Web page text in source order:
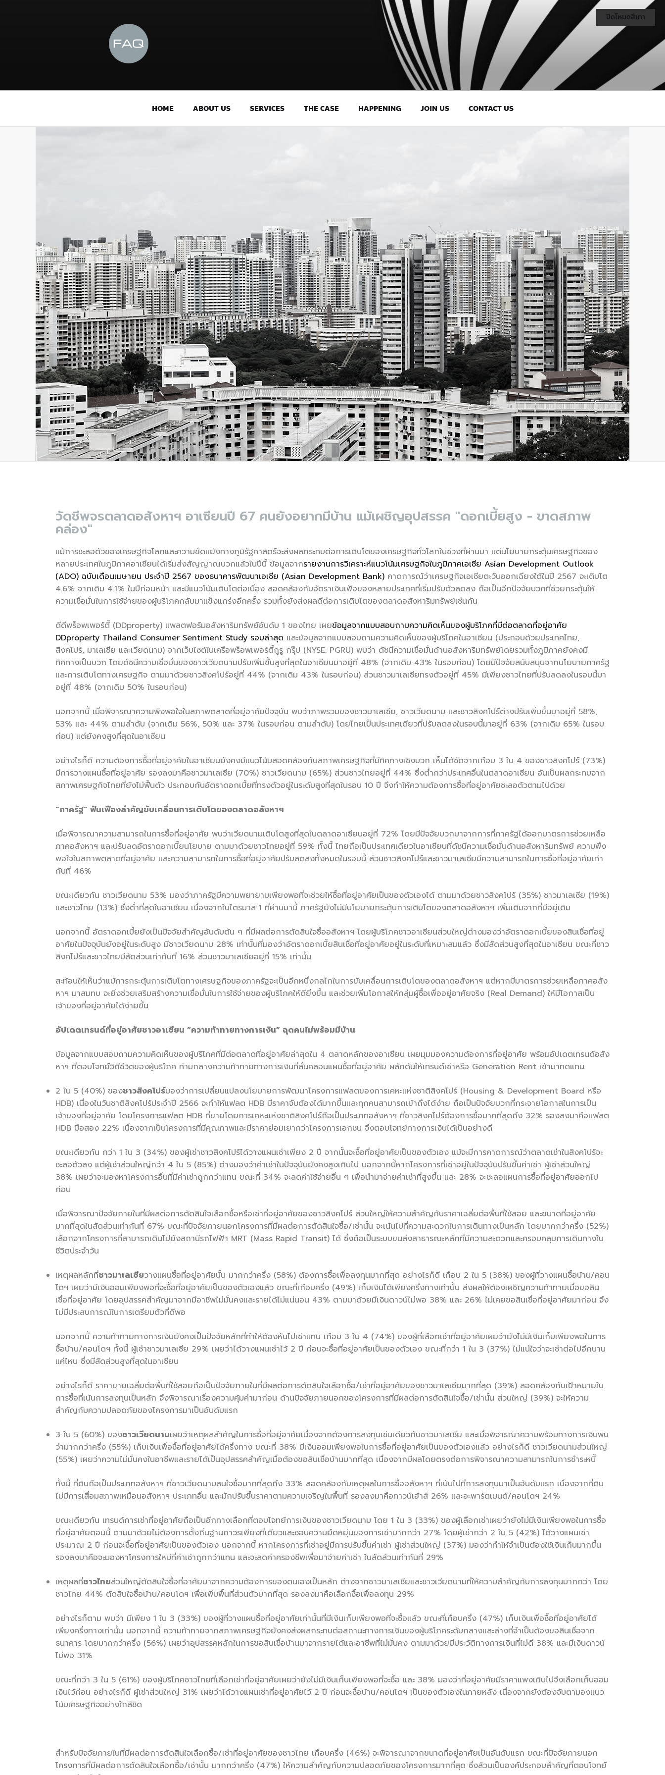
HOME ABOUT US SERVICES THE CASE HAPPENING JOIN US CONTACT US
วัดชีพจรตลาดอสังหาฯ อาเซียนปี 67 คนยังอยากมีบ้าน แม้เผชิญอุปสรรค "ดอกเบี้ยสูง - ขาดสภาพ
คล่อง"
แม้การชะลอตัวของเศรษฐกิจโลกและความขัดแย้งทางภูมิรัฐศาสตร์จะส่งผลกระทบต่อการเติบโตของเศรษฐกิจทั่วโลกในช่วงที่ผ่านมา แต่นโยบายกระตุ้นเศรษฐกิจของ
หลายประเทศในภูมิภาคอาเซียนได้เริ่มส่งสัญญาณบวกแล้วในปีนี้ ข้อมูลจากรายงานการวิเคราะห์แนวโน้มเศรษฐกิจในภูมิภาคเอเชีย Asian Development Outlook
(ADO) ฉบับเดือนเมษายน ประจำปี 2567 ของธนาคารพัฒนาเอเชีย (Asian Development Bank) คาดการณ์ว่าเศรษฐกิจเอเชียตะวันออกเฉียงใต้ในปี 2567 จะเติบโต
4.6% จากเดิม 4.1% ในปีก่อนหน้า และมีแนวโน้มเติบโตต่อเนื่อง สอดคล้องกับอัตราเงินเฟ้อของหลายประเทศที่เริ่มปรับตัวลดลง ถือเป็นอีกปัจจัยบวกที่ช่วยกระตุ้นให้
ความเชื่อมั่นในการใช้จ่ายของผู้บริโภคกลับมาแข็งแกร่งอีกครั้ง รวมทั้งยังส่งผลดีต่อการเติบโตของตลาดอสังหาริมทรัพย์เช่นกัน
ดีดีพร็อพเพอร์ตี้ (DDproperty) แพลตฟอร์มอสังหาริมทรัพย์อันดับ 1 ของไทย เผยข้อมูลจากแบบสอบถามความคิดเห็นของผู้บริโภคที่มีต่อตลาดที่อยู่อาศัย
DDproperty Thailand Consumer Sentiment Study รอบล่าสุด และข้อมูลจากแบบสอบถามความคิดเห็นของผู้บริโภคในอาเซียน (ประกอบด้วยประเทศไทย,
สิงคโปร์, มาเลเซีย และเวียดนาม) จากเว็บไซต์ในเครือพร็อพเพอร์ตี้กูรู กรุ๊ป (NYSE: PGRU) พบว่า ดัชนีความเชื่อมั่นด้านอสังหาริมทรัพย์โดยรวมทั้งภูมิภาคยังคงมี
ทิศทางเป็นบวก โดยดัชนีความเชื่อมั่นของชาวเวียดนามปรับเพิ่มขึ้นสูงที่สุดในอาเซียนมาอยู่ที่ 48% (จากเดิม 43% ในรอบก่อน) โดยมีปัจจัยสนับสนุนจากนโยบายภาครัฐ
และการเติบโตทางเศรษฐกิจ ตามมาด้วยชาวสิงคโปร์อยู่ที่ 44% (จากเดิม 43% ในรอบก่อน) ส่วนชาวมาเลเซียทรงตัวอยู่ที่ 45% มีเพียงชาวไทยที่ปรับลดลงในรอบนี้มา
อยู่ที่ 48% (จากเดิม 50% ในรอบก่อน)
นอกจากนี้ เมื่อพิจารณาความพึงพอใจในสภาพตลาดที่อยู่อาศัยปัจจุบัน พบว่าภาพรวมของชาวมาเลเซีย, ชาวเวียดนาม และชาวสิงคโปร์ต่างปรับเพิ่มขึ้นมาอยู่ที่ 58%,
53% และ 44% ตามลำดับ (จากเดิม 56%, 50% และ 37% ในรอบก่อน ตามลำดับ) โดยไทยเป็นประเทศเดียวที่ปรับลดลงในรอบนี้มาอยู่ที่ 63% (จากเดิม 65% ในรอบ
ก่อน) แต่ยังคงสูงที่สุดในอาเซียน
อย่างไรก็ดี ความต้องการซื้อที่อยู่อาศัยในอาเซียนยังคงมีแนวโน้มสอดคล้องกับสภาพเศรษฐกิจที่มีทิศทางเชิงบวก เห็นได้ชัดจากเกือบ 3 ใน 4 ของชาวสิงคโปร์ (73%)
มีการวางแผนซื้อที่อยู่อาศัย รองลงมาคือชาวมาเลเซีย (70%) ชาวเวียดนาม (65%) ส่วนชาวไทยอยู่ที่ 44% ซึ่งต่ำกว่าประเทศอื่นในตลาดอาเซียน อันเป็นผลกระทบจาก
สภาพเศรษฐกิจไทยที่ยังไม่ฟื้นตัว ประกอบกับอัตราดอกเบี้ยที่ทรงตัวอยู่ในระดับสูงที่สุดในรอบ 10 ปี จึงทำให้ความต้องการซื้อที่อยู่อาศัยชะลอตัวตามไปด้วย
“ภาครัฐ” ฟันเฟืองสำคัญขับเคลื่อนการเติบโตของตลาดอสังหาฯ
เมื่อพิจารณาความสามารถในการซื้อที่อยู่อาศัย พบว่าเวียดนามเติบโตสูงที่สุดในตลาดอาเซียนอยู่ที่ 72% โดยมีปัจจัยบวกมาจากการที่ภาครัฐได้ออกมาตรการช่วยเหลือ
ภาคอสังหาฯ และปรับลดอัตราดอกเบี้ยนโยบาย ตามมาด้วยชาวไทยอยู่ที่ 59% ทั้งนี้ ไทยถือเป็นประเทศเดียวในอาเซียนที่ดัชนีความเชื่อมั่นด้านอสังหาริมทรัพย์ ความพึง
พอใจในสภาพตลาดที่อยู่อาศัย และความสามารถในการซื้อที่อยู่อาศัยปรับลดลงทั้งหมดในรอบนี้ ส่วนชาวสิงคโปร์และชาวมาเลเซียมีความสามารถในการซื้อที่อยู่อาศัยเท่า
กันที่ 46%
ขณะเดียวกัน ชาวเวียดนาม 53% มองว่าภาครัฐมีความพยายามเพียงพอที่จะช่วยให้ซื้อที่อยู่อาศัยเป็นของตัวเองได้ ตามมาด้วยชาวสิงคโปร์ (35%) ชาวมาเลเซีย (19%)
และชาวไทย (13%) ซึ่งต่ำที่สุดในอาเซียน เนื่องจากในไตรมาส 1 ที่ผ่านมานี้ ภาครัฐยังไม่มีนโยบายกระตุ้นการเติบโตของตลาดอสังหาฯ เพิ่มเติมจากที่มีอยู่เดิม
นอกจากนี้ อัตราดอกเบี้ยยังเป็นปัจจัยสำคัญอันดับต้น ๆ ที่มีผลต่อการตัดสินใจซื้ออสังหาฯ โดยผู้บริโภคชาวอาเซียนส่วนใหญ่ต่างมองว่าอัตราดอกเบี้ยของสินเชื่อที่อยู่
อาศัยในปัจจุบันยังอยู่ในระดับสูง มีชาวเวียดนาม 28% เท่านั้นที่มองว่าอัตราดอกเบี้ยสินเชื่อที่อยู่อาศัยอยู่ในระดับที่เหมาะสมแล้ว ซึ่งมีสัดส่วนสูงที่สุดในอาเซียน ขณะที่ชาว
สิงคโปร์และชาวไทยมีสัดส่วนเท่ากันที่ 16% ส่วนชาวมาเลเซียอยู่ที่ 15% เท่านั้น
สะท้อนให้เห็นว่าแม้การกระตุ้นการเติบโตทางเศรษฐกิจของภาครัฐจะเป็นอีกหนึ่งกลไกในการขับเคลื่อนการเติบโตของตลาดอสังหาฯ แต่หากมีมาตรการช่วยเหลือภาคอสัง
หาฯ มาสมทบ จะยิ่งช่วยเสริมสร้างความเชื่อมั่นในการใช้จ่ายของผู้บริโภคให้ดียิ่งขึ้น และช่วยเพิ่มโอกาสให้กลุ่มผู้ซื้อเพื่ออยู่อาศัยจริง (Real Demand) ให้มีโอกาสเป็น
เจ้าของที่อยู่อาศัยได้ง่ายขึ้น
อัปเดตเทรนด์ที่อยู่อาศัยชาวอาเซียน “ความท้าทายทางการเงิน” ฉุดคนไม่พร้อมมีบ้าน
ข้อมูลจากแบบสอบถามความคิดเห็นของผู้บริโภคที่มีต่อตลาดที่อยู่อาศัยล่าสุดใน 4 ตลาดหลักของอาเซียน เผยมุมมองความต้องการที่อยู่อาศัย พร้อมอัปเดตเทรนด์อสัง
หาฯ ที่ตอบโจทย์วิถีชีวิตของผู้บริโภค ท่ามกลางความท้าทายทางการเงินที่สั่นคลอนแผนซื้อที่อยู่อาศัย ผลักดันให้เทรนด์เช่าหรือ Generation Rent เข้ามาทดแทน
2 ใน 5 (40%) ของชาวสิงคโปร์มองว่าการเปลี่ยนแปลงนโยบายการพัฒนาโครงการแฟลตของการเคหะแห่งชาติสิงคโปร์ (Housing & Development Board หรือ
HDB) เนื่องในวันชาติสิงคโปร์ประจำปี 2566 จะทำให้แฟลต HDB มีราคาจับต้องได้มากขึ้นและทุกคนสามารถเข้าถึงได้ง่าย ถือเป็นปัจจัยบวกที่กระจายโอกาสในการเป็น
เจ้าของที่อยู่อาศัย โดยโครงการแฟลต HDB ที่ขายโดยการเคหะแห่งชาติสิงคโปร์ถือเป็นประเภทอสังหาฯ ที่ชาวสิงคโปร์ต้องการซื้อมากที่สุดถึง 32% รองลงมาคือแฟลต
HDB มือสอง 22% เนื่องจากเป็นโครงการที่มีคุณภาพและมีราคาย่อมเยากว่าโครงการเอกชน จึงตอบโจทย์ทางการเงินได้เป็นอย่างดี
ขณะเดียวกัน กว่า 1 ใน 3 (34%) ของผู้เช่าชาวสิงคโปร์ได้วางแผนเช่าเพียง 2 ปี จากนั้นจะซื้อที่อยู่อาศัยเป็นของตัวเอง แม้จะมีการคาดการณ์ว่าตลาดเช่าในสิงคโปร์จะ
ชะลอตัวลง แต่ผู้เช่าส่วนใหญ่กว่า 4 ใน 5 (85%) ต่างมองว่าค่าเช่าในปัจจุบันยังคงสูงเกินไป นอกจากนี้หากโครงการที่เช่าอยู่ในปัจจุบันปรับขึ้นค่าเช่า ผู้เช่าส่วนใหญ่
38% เผยว่าจะมองหาโครงการอื่นที่มีค่าเช่าถูกกว่าแทน ขณะที่ 34% จะลดค่าใช้จ่ายอื่น ๆ เพื่อนำมาจ่ายค่าเช่าที่สูงขึ้น และ 28% จะชะลอแผนการซื้อที่อยู่อาศัยออกไป
ก่อน
เมื่อพิจารณาปัจจัยภายในที่มีผลต่อการตัดสินใจเลือกซื้อหรือเช่าที่อยู่อาศัยของชาวสิงคโปร์ ส่วนใหญ่ให้ความสำคัญกับราคาเฉลี่ยต่อพื้นที่ใช้สอย และขนาดที่อยู่อาศัย
มากที่สุดในสัดส่วนเท่ากันที่ 67% ขณะที่ปัจจัยภายนอกโครงการที่มีผลต่อการตัดสินใจซื้อ/เช่านั้น จะเน้นไปที่ความสะดวกในการเดินทางเป็นหลัก โดยมากกว่าครึ่ง (52%)
เลือกจากโครงการที่สามารถเดินไปยังสถานีรถไฟฟ้า MRT (Mass Rapid Transit) ได้ ซึ่งถือเป็นระบบขนส่งสาธารณะหลักที่มีความสะดวกและครอบคลุมการเดินทางใน
ชีวิตประจำวัน
เหตุผลหลักที่ชาวมาเลเซียวางแผนซื้อที่อยู่อาศัยนั้น มากกว่าครึ่ง (58%) ต้องการซื้อเพื่อลงทุนมากที่สุด อย่างไรก็ดี เกือบ 2 ใน 5 (38%) ของผู้ที่วางแผนซื้อบ้าน/คอน
โดฯ เผยว่ามีเงินออมเพียงพอที่จะซื้อที่อยู่อาศัยเป็นของตัวเองแล้ว ขณะที่เกือบครึ่ง (49%) เก็บเงินได้เพียงครึ่งทางเท่านั้น ส่งผลให้ต้องเผชิญความท้าทายเมื่อขอสิน
เชื่อที่อยู่อาศัย โดยอุปสรรคสำคัญมาจากมีอาชีพไม่มั่นคงและรายได้ไม่แน่นอน 43% ตามมาด้วยมีเงินดาวน์ไม่พอ 38% และ 26% ไม่เคยขอสินเชื่อที่อยู่อาศัยมาก่อน จึง
ไม่มีประสบการณ์ในการเตรียมตัวที่ดีพอ
นอกจากนี้ ความท้าทายทางการเงินยังคงเป็นปัจจัยหลักที่ทำให้ต้องหันไปเช่าแทน เกือบ 3 ใน 4 (74%) ของผู้ที่เลือกเช่าที่อยู่อาศัยเผยว่ายังไม่มีเงินเก็บเพียงพอในการ
ซื้อบ้าน/คอนโดฯ ทั้งนี้ ผู้เช่าชาวมาเลเซีย 29% เผยว่าได้วางแผนเช่าไว้ 2 ปี ก่อนจะซื้อที่อยู่อาศัยเป็นของตัวเอง ขณะที่กว่า 1 ใน 3 (37%) ไม่แน่ใจว่าจะเช่าต่อไปอีกนาน
แค่ไหน ซึ่งมีสัดส่วนสูงที่สุดในอาเซียน
อย่างไรก็ดี ราคาขายเฉลี่ยต่อพื้นที่ใช้สอยถือเป็นปัจจัยภายในที่มีผลต่อการตัดสินใจเลือกซื้อ/เช่าที่อยู่อาศัยของชาวมาเลเซียมากที่สุด (39%) สอดคล้องกับเป้าหมายใน
การซื้อที่เน้นการลงทุนเป็นหลัก จึงพิจารณาเรื่องความคุ้มค่ามาก่อน ด้านปัจจัยภายนอกของโครงการที่มีผลต่อการตัดสินใจซื้อ/เช่านั้น ส่วนใหญ่ (39%) จะให้ความ
สำคัญกับความปลอดภัยของโครงการมาเป็นอันดับแรก
3 ใน 5 (60%) ของชาวเวียดนามเผยว่าเหตุผลสำคัญในการซื้อที่อยู่อาศัยเนื่องจากต้องการลงทุนเช่นเดียวกับชาวมาเลเซีย และเมื่อพิจารณาความพร้อมทางการเงินพบ
ว่ามากกว่าครึ่ง (55%) เก็บเงินเพื่อซื้อที่อยู่อาศัยได้ครึ่งทาง ขณะที่ 38% มีเงินออมเพียงพอในการซื้อที่อยู่อาศัยเป็นของตัวเองแล้ว อย่างไรก็ดี ชาวเวียดนามส่วนใหญ่
(55%) เผยว่าความไม่มั่นคงในอาชีพและรายได้เป็นอุปสรรคสำคัญเมื่อต้องขอสินเชื่อบ้านมากที่สุด เนื่องจากมีผลโดยตรงต่อการพิจารณาความสามารถในการชำระหนี้
ทั้งนี้ ที่ดินถือเป็นประเภทอสังหาฯ ที่ชาวเวียดนามสนใจซื้อมากที่สุดถึง 33% สอดคล้องกับเหตุผลในการซื้ออสังหาฯ ที่เน้นไปที่การลงทุนมาเป็นอันดับแรก เนื่องจากที่ดิน
ไม่มีการเสื่อมสภาพเหมือนอสังหาฯ ประเภทอื่น และมักปรับขึ้นราคาตามความเจริญในพื้นที่ รองลงมาคือทาวน์เฮ้าส์ 26% และอะพาร์ตเมนต์/คอนโดฯ 24%
ขณะเดียวกัน เทรนด์การเช่าที่อยู่อาศัยถือเป็นอีกทางเลือกที่ตอบโจทย์การเงินของชาวเวียดนาม โดย 1 ใน 3 (33%) ของผู้เลือกเช่าเผยว่ายังไม่มีเงินเพียงพอในการซื้อ
ที่อยู่อาศัยตอนนี้ ตามมาด้วยไม่ต้องการตั้งถิ่นฐานถาวรเพียงที่เดียวและชอบความยืดหยุ่นของการเช่ามากกว่า 27% โดยผู้เช่ากว่า 2 ใน 5 (42%) ได้วางแผนเช่า
ประมาณ 2 ปี ก่อนจะซื้อที่อยู่อาศัยเป็นของตัวเอง นอกจากนี้ หากโครงการที่เช่าอยู่มีการปรับขึ้นค่าเช่า ผู้เช่าส่วนใหญ่ (37%) มองว่าทำให้จำเป็นต้องใช้เงินเก็บมากขึ้น
รองลงมาคือจะมองหาโครงการใหม่ที่ค่าเช่าถูกกว่าแทน และจะลดค่าครองชีพเพื่อมาจ่ายค่าเช่า ในสัดส่วนเท่ากันที่ 29%
เหตุผลที่ชาวไทยส่วนใหญ่ตัดสินใจซื้อที่อาศัยมาจากความต้องการของตนเองเป็นหลัก ต่างจากชาวมาเลเซียและชาวเวียดนามที่ให้ความสำคัญกับการลงทุนมากกว่า โดย
ชาวไทย 44% ตัดสินใจซื้อบ้าน/คอนโดฯ เพื่อเพิ่มพื้นที่ส่วนตัวมากที่สุด รองลงมาคือเลือกซื้อเพื่อลงทุน 29%
อย่างไรก็ตาม พบว่า มีเพียง 1 ใน 3 (33%) ของผู้ที่วางแผนซื้อที่อยู่อาศัยเท่านั้นที่มีเงินเก็บเพียงพอที่จะซื้อแล้ว ขณะที่เกือบครึ่ง (47%) เก็บเงินเพื่อซื้อที่อยู่อาศัยได้
เพียงครึ่งทางเท่านั้น นอกจากนี้ ความท้าทายจากสภาพเศรษฐกิจยังคงส่งผลกระทบต่อสถานะทางการเงินของผู้บริโภคระดับกลางและล่างที่จำเป็นต้องขอสินเชื่อจาก
ธนาคาร โดยมากกว่าครึ่ง (56%) เผยว่าอุปสรรคหลักในการขอสินเชื่อบ้านมาจากรายได้และอาชีพที่ไม่มั่นคง ตามมาด้วยมีประวัติทางการเงินที่ไม่ดี 38% และมีเงินดาวน์
ไม่พอ 31%
ขณะที่กว่า 3 ใน 5 (61%) ของผู้บริโภคชาวไทยที่เลือกเช่าที่อยู่อาศัยเผยว่ายังไม่มีเงินเก็บเพียงพอที่จะซื้อ และ 38% มองว่าที่อยู่อาศัยมีราคาแพงเกินไปจึงเลือกเก็บออม
เงินไว้ก่อน อย่างไรก็ดี ผู้เช่าส่วนใหญ่ 31% เผยว่าได้วางแผนเช่าที่อยู่อาศัยไว้ 2 ปี ก่อนจะซื้อบ้าน/คอนโดฯ เป็นของตัวเองในภายหลัง เนื่องจากยังต้องจับตามองแนว
โน้มเศรษฐกิจอย่างใกล้ชิด
สำหรับปัจจัยภายในที่มีผลต่อการตัดสินใจเลือกซื้อ/เช่าที่อยู่อาศัยของชาวไทย เกือบครึ่ง (46%) จะพิจารณาจากขนาดที่อยู่อาศัยเป็นอันดับแรก ขณะที่ปัจจัยภายนอก
โครงการที่มีผลต่อการตัดสินใจเลือกซื้อ/เช่านั้น มากกว่าครึ่ง (47%) ให้ความสำคัญกับความปลอดภัยของโครงการมากที่สุด ซึ่งล้วนเป็นองค์ประกอบสำคัญที่ตอบโจทย์
ปิดโหมดสีเทา